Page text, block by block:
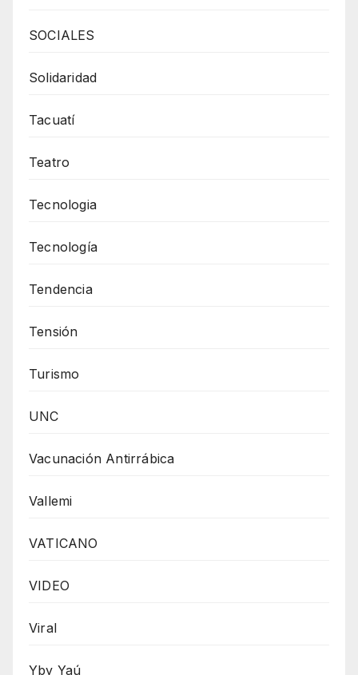
SOCIALES
Solidaridad
Tacuatí
Teatro
Tecnologia
Tecnología
Tendencia
Tensión
Turismo
UNC
Vacunación Antirrábica
Vallemi
VATICANO
VIDEO
Viral
Yby Yaú